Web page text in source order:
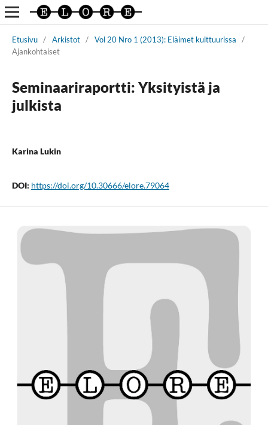
Etusivu / Arkistot / Vol 20 Nro 1 (2013): Eläimet kulttuurissa
/
Ajankohtaiset
Seminaariraportti: Yksityistä ja
julkista
Karina Lukin
DOI: https://doi.org/10.30666/elore.79064